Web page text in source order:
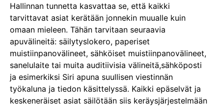
Hallinnan tunnetta kasvattaa se, että kaikki
tarvittavat asiat kerätään jonnekin muualle kuin
omaan mieleen. Tähän tarvitaan seuraavia
apuvälineitä: säilytyslokero, paperiset
muistiinpanovälineet, sähköiset muistiinpanovälineet,
sanelulaite tai muita auditiivisia välineitä,sähköposti
ja esimerkiksi Siri apuna suullisen viestinnän
työkaluna ja tiedon käsittelyssä. Kaikki epäselvät ja
keskeneräiset asiat säilötään siis keräysjärjestelmään